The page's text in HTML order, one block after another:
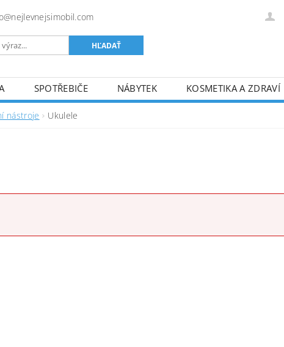
SPOTŘEBIČE NÁBYTEK
KOSMETIKA A ZDRAVÍ
HOBBY A VOLNÝ ČAS
nástroje Ukulele